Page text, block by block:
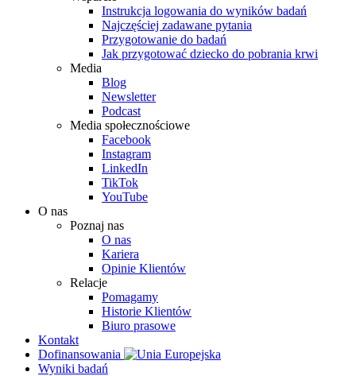
Instrukcja logowania do wyników badań
Najczęściej zadawane pytania
Przygotowanie do badań
Jak przygotować dziecko do pobrania krwi
Media
Blog
Newsletter
Podcast
Media społecznościowe
Facebook
Instagram
LinkedIn
TikTok
YouTube
O nas
Poznaj nas
O nas
Kariera
Opinie Klientów
Relacje
Pomagamy
Historie Klientów
Biuro prasowe
Kontakt
Dofinansowania
Wyniki badań